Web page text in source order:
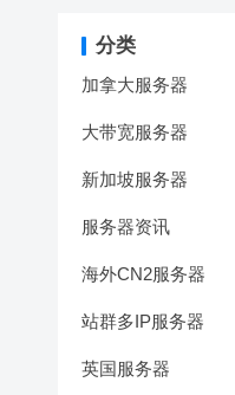
分类
加拿大服务器
大带宽服务器
新加坡服务器
服务器资讯
海外CN2服务器
站群多IP服务器
英国服务器